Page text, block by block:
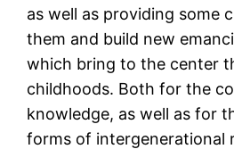
as well as providing some
them and build new
which bring to the center
childhoods. Both for the
knowledge, as well as for
forms of intergenerational